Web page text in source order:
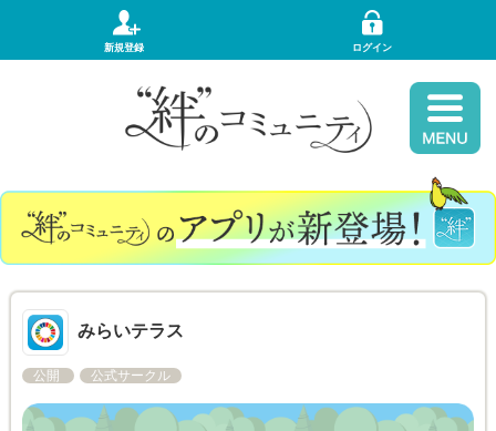
新規登録 ログイン
みらいテラス
公開 公式サークル